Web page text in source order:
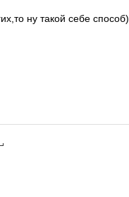
ну такой себе способ)